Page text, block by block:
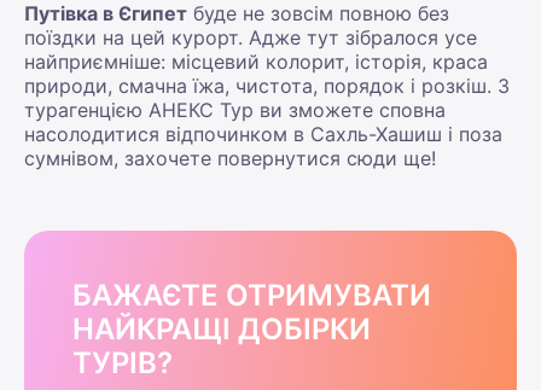
Путівка в Єгипет буде не зовсім повною без
поїздки на цей курорт. Адже тут зібралося усе
найприємніше: місцевий колорит, історія, краса
природи, смачна їжа, чистота, порядок і розкіш. З
турагенцією АНЕКС Тур ви зможете сповна
насолодитися відпочинком в Сахль-Хашиш і поза
сумнівом, захочете повернутися сюди ще!
БАЖАЄТЕ ОТРИМУВАТИ
НАЙКРАЩІ ДОБІРКИ
ТУРІВ?